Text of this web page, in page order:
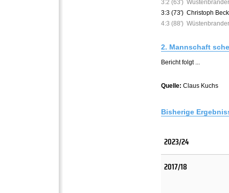
3:2 (63')
3:3 (73') Christoph
4:3 (88')
2. Mannschaft
Bericht folgt ...
Quelle: Claus Kuchs
Bisherige
2023/24
2017/18